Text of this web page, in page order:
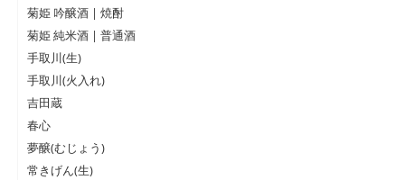
菊姫 吟醸酒 | 焼酎
菊姫 純米酒 | 普通酒
手取川(生)
手取川(火入れ)
吉田蔵
春心
夢醸(むじょう)
常きげん(生)